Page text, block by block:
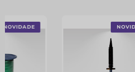
NOVIDADE